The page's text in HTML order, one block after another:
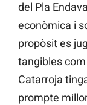
del Pla
econòmica i
propòsit es
tangibles
Catarroja
prompte